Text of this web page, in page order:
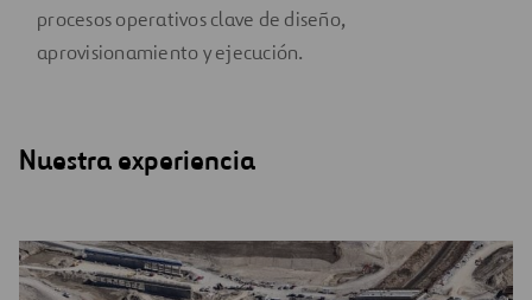
procesos operativos clave de diseño,
aprovisionamiento y ejecución.
Nuestra experiencia